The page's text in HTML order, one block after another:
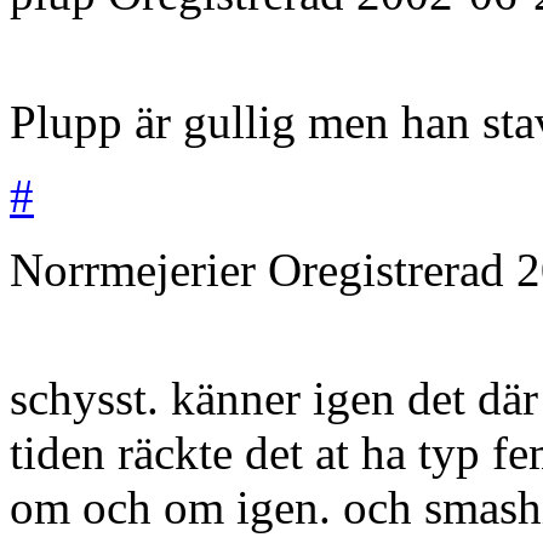
Plupp är gullig men han
#
Norrmejerier Oregistrerad
schysst. känner igen det
tiden räckte det at ha typ
om och om igen. och